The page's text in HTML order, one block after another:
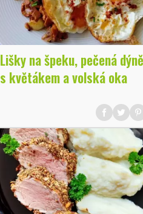
Lišky na špeku, pečená dýně
s květákem a volská oka